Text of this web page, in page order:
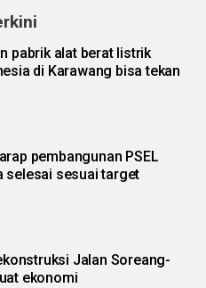
pabrik alat berat listrik
di Karawang bisa tekan
pembangunan PSEL
selesai sesuai target
ekonomi